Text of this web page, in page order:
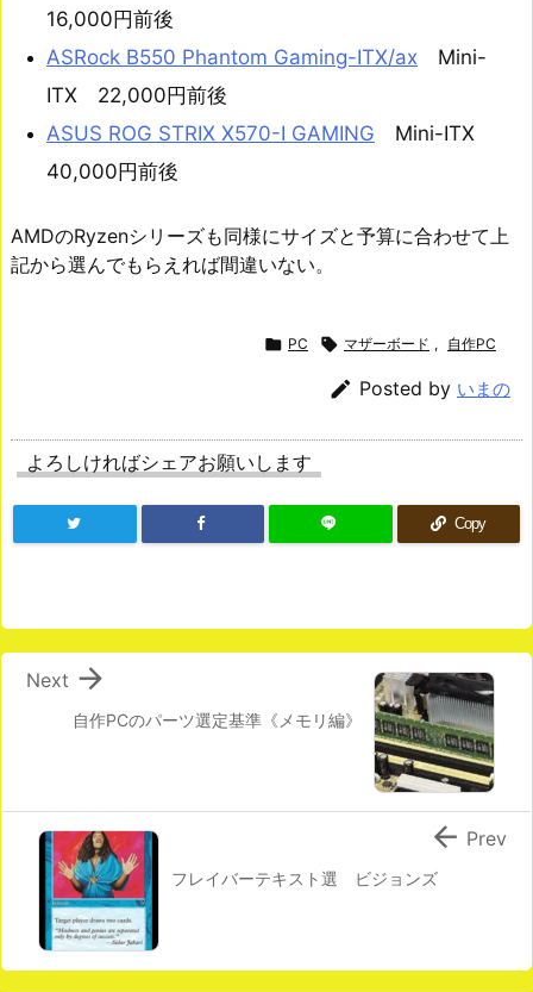
16,000円前後
ASRock B550 Phantom Gaming-ITX/ax Mini-
ITX 22,000円前後
ASUS ROG STRIX X570-I GAMING Mini-ITX
40,000円前後
AMDのRyzenシリーズも同様にサイズと予算に合わせて上
記から選んでもらえれば間違いない。
 PC  マザーボード , 自作PC
 Posted by いまの
よろしければシェアお願いします
Copy
自作PCのパーツ選定基準《メモリ編》

Next
フレイバーテキスト選 ビジョンズ
 Prev